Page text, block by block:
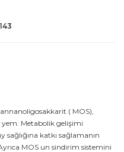
( MOS),
Metabolik gelişimi
sağlığına katkı sağlamanın
MOS un sindirim sistemini